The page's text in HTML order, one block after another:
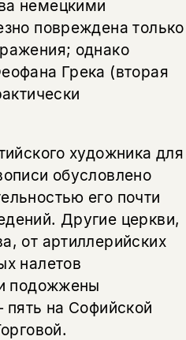
немецкими
повреждена только
однако
Грека (вторая
художника для
обусловлено
его почти
Другие церкви,
от артиллерийских
налетов
подожжены
на Софийской